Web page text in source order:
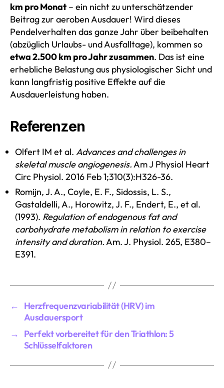
km pro Monat – ein nicht zu unterschätzender
Beitrag zur aeroben Ausdauer! Wird dieses
Pendelverhalten das ganze Jahr über beibehalten
(abzüglich Urlaubs- und Ausfalltage), kommen so
etwa 2.500 km pro Jahr zusammen. Das ist eine
erhebliche Belastung aus physiologischer Sicht und
kann langfristig positive Effekte auf die
Ausdauerleistung haben.
Referenzen
Olfert IM et al. Advances and challenges in
skeletal muscle angiogenesis. Am J Physiol Heart
Circ Physiol. 2016 Feb 1;310(3):H326-36.
Romijn, J. A., Coyle, E. F., Sidossis, L. S.,
Gastaldelli, A., Horowitz, J. F., Endert, E., et al.
(1993). Regulation of endogenous fat and
carbohydrate metabolism in relation to exercise
intensity and duration. Am. J. Physiol. 265, E380–
E391.
←
Herzfrequenzvariabilität (HRV) im
Ausdauersport
→
Perfekt vorbereitet für den Triathlon: 5
Schlüsselfaktoren